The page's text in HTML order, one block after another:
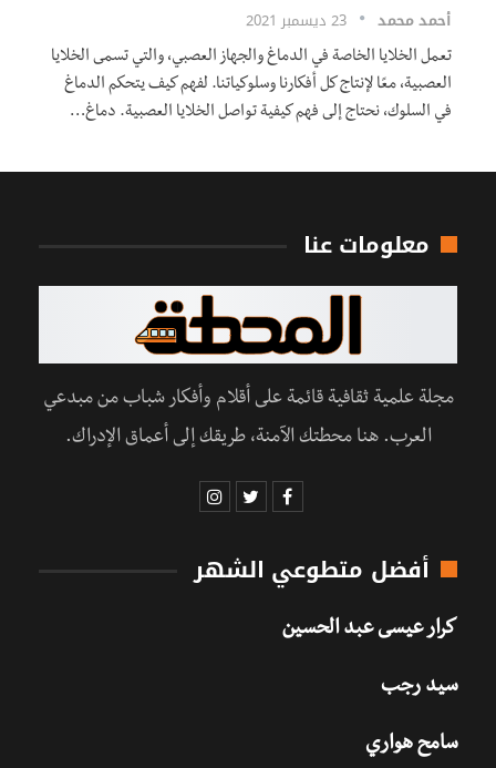
أحمد محمد 23 ديسمبر 2021
تعمل الخلايا الخاصة في الدماغ والجهاز العصبي، والتي تسمى الخلايا
العصبية، معًا لإنتاج كل أفكارنا وسلوكياتنا. لفهم كيف يتحكم الدماغ
في السلوك، نحتاج إلى فهم كيفية تواصل الخلايا العصبية. دماغ…
معلومات عنا
مجلة علمية ثقافية قائمة على أقلام وأفكار شباب من مبدعي
العرب. هنا محطتك الآمنة، طريقك إلى أعماق الإدراك.
أفضل متطوعي الشهر
كرار عيسى عبد الحسين
سيد رجب
سامح هواري